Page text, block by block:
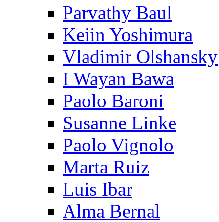
Parvathy Baul
Keiin Yoshimura
Vladimir Olshansky
I Wayan Bawa
Paolo Baroni
Susanne Linke
Paolo Vignolo
Marta Ruiz
Luis Ibar
Alma Bernal